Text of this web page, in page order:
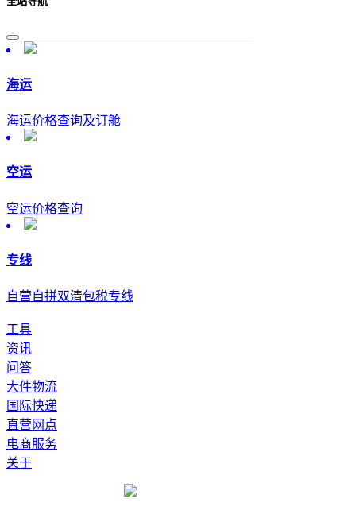
海运
海运价格查询及订舱
空运
空运价格查询
专线
自营自拼双清包税专线
工具
资讯
问答
大件物流
国际快递
直营网点
电商服务
关于